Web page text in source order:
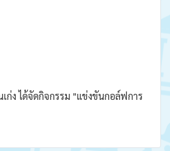
ก่ง ได้จัดกิจกรรม "แข่งขันกอล์ฟการ